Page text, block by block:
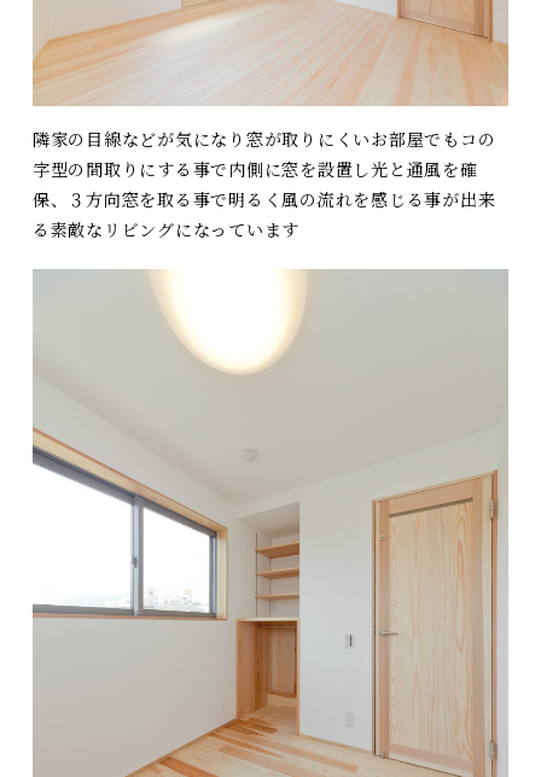
隣家の目線などが気になり窓が取りにくいお部屋でもコの
字型の間取りにする事で内側に窓を設置し光と通風を確
保、３方向窓を取る事で明るく風の流れを感じる事が出来
る素敵なリビングになっています